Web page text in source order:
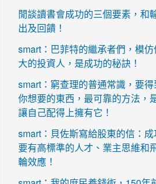
閒談讀書會成功的三個要素，和
出及回饋！
smart：巴菲特的繼承者們，模
大的投資人，是成功的秘訣！
smart：窮查理的普通常識，要得
你想要的東西，最可靠的方法，
讓自己配得上擁有它！
smart：貝佐斯寫給股東的信：成
要有高標準的人才、業主思維和
輪效應！